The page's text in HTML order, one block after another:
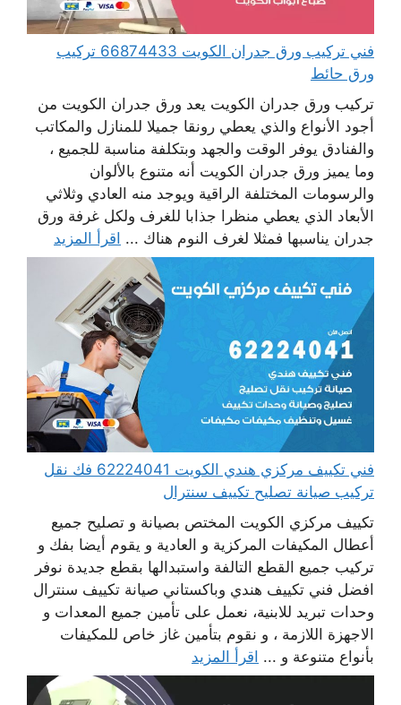
فني تركيب ورق جدران الكويت 66874433 تركيب
ورق حائط
تركيب ورق جدران الكويت يعد ورق جدران الكويت من
أجود الأنواع والذي يعطي رونقا جميلا للمنازل والمكاتب
والفنادق يوفر الوقت والجهد وبتكلفة مناسبة للجميع ،
وما يميز ورق جدران الكويت أنه متنوع بالألوان
والرسومات المختلفة الراقية ويوجد منه العادي وثلاثي
الأبعاد الذي يعطي منظرا جذابا للغرف ولكل غرفة ورق
جدران يناسبها فمثلا لغرف النوم هناك ... اقرأ المزيد
فني تكييف مركزي هندي الكويت 62224041 فك نقل
تركيب صيانة تصليح تكييف سنترال
تكييف مركزي الكويت المختص بصيانة و تصليح جميع
أعطال المكيفات المركزية و العادية و يقوم أيضا بفك و
تركيب جميع القطع التالفة واستبدالها بقطع جديدة نوفر
افضل فني تكييف هندي وباكستاني صيانة تكييف سنترال
وحدات تبريد للابنية، نعمل على تأمين جميع المعدات و
الاجهزة اللازمة ، و نقوم بتأمين غاز خاص للمكيفات
بأنواع متنوعة و ... اقرأ المزيد